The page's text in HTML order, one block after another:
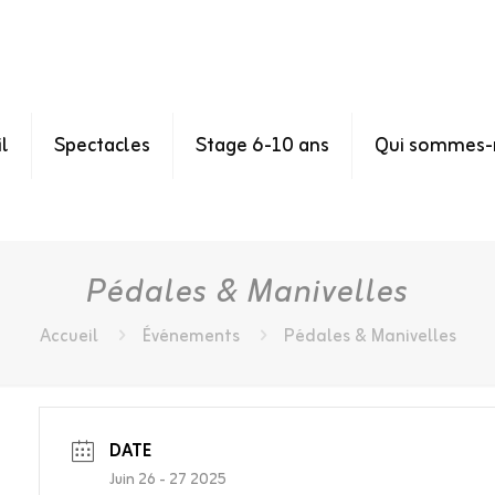
Spectacles Stage 6-10 ans Qui
Pédales & Manivelles
Accueil Événements Pédales & Manivelles
DATE
Juin 26 - 27 2025